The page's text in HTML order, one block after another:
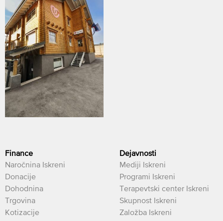
Finance
Naročnina Iskreni
Donacije
Dohodnina
Trgovina
Kotizacije
Dejavnosti
Mediji Iskreni
Programi Iskreni
Terapevtski center Iskreni
Skupnost Iskreni
Založba Iskreni